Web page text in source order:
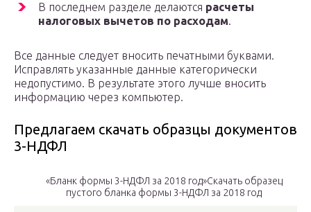
В последнем разделе делаются расчеты
налоговых вычетов по расходам.
Все данные следует вносить печатными буквами.
Исправлять указанные данные категорически
недопустимо. В результате этого лучше вносить
информацию через компьютер.
Предлагаем скачать образцы документов
3-НДФЛ
«Бланк формы 3-НДФЛ за 2018 год»Скачать образец
пустого бланка формы 3-НДФЛ за 2018 год